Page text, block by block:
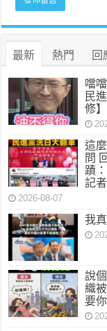
最新 熱門 回
噹
民
修】
這
問
蹟
記
2026-08-07
我
說
織
要